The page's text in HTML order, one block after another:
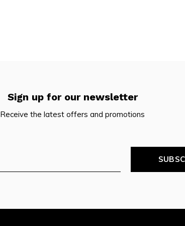
Sign up for our newsletter
Receive the latest offers and promotions